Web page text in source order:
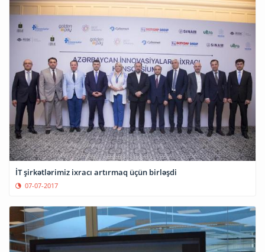
İT şirkətlərimiz ixracı artırmaq üçün birləşdi
07-07-2017